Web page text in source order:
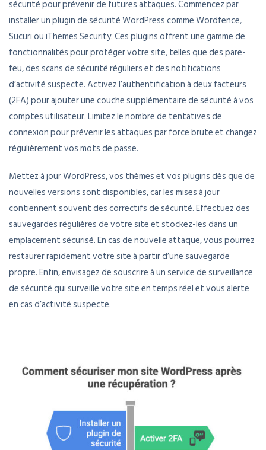
sécurité pour prévenir de futures attaques. Commencez par
installer un plugin de sécurité WordPress comme Wordfence,
Sucuri ou iThemes Security. Ces plugins offrent une gamme de
fonctionnalités pour protéger votre site, telles que des pare-
feu, des scans de sécurité réguliers et des notifications
d’activité suspecte. Activez l’authentification à deux facteurs
(2FA) pour ajouter une couche supplémentaire de sécurité à vos
comptes utilisateur. Limitez le nombre de tentatives de
connexion pour prévenir les attaques par force brute et changez
régulièrement vos mots de passe.
Mettez à jour WordPress, vos thèmes et vos plugins dès que de
nouvelles versions sont disponibles, car les mises à jour
contiennent souvent des correctifs de sécurité. Effectuez des
sauvegardes régulières de votre site et stockez-les dans un
emplacement sécurisé. En cas de nouvelle attaque, vous pourrez
restaurer rapidement votre site à partir d’une sauvegarde
propre. Enfin, envisagez de souscrire à un service de surveillance
de sécurité qui surveille votre site en temps réel et vous alerte
en cas d’activité suspecte.